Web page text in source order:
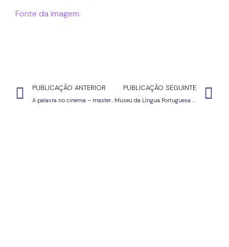
Fonte da imagem.
PUBLICAÇÃO ANTERIOR
A palavra no cinema – masterclass com João Botelho
PUBLICAÇÃO SEGUINTE
Museu da Língua Portuguesa em São Paulo celebra Dia Mundial da Língua Portuguesa